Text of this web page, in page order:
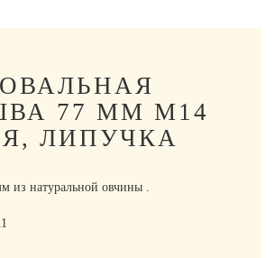
77 ММ М14
ЛИПУЧКА
из натуральной овчины .